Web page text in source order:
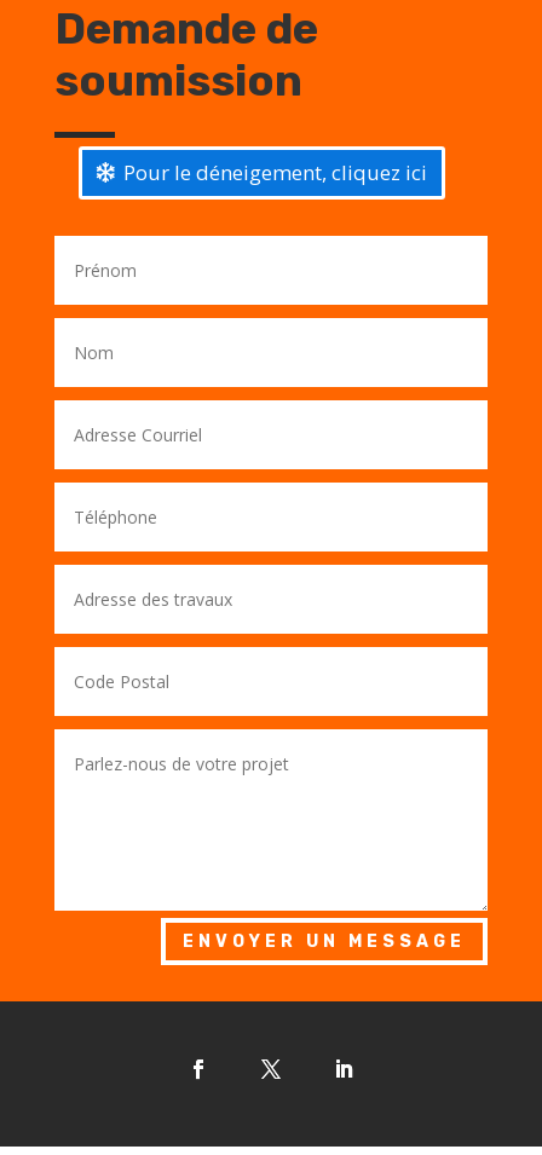
Demande de
soumission
Pour le déneigement, cliquez ici
ENVOYER UN MESSAGE